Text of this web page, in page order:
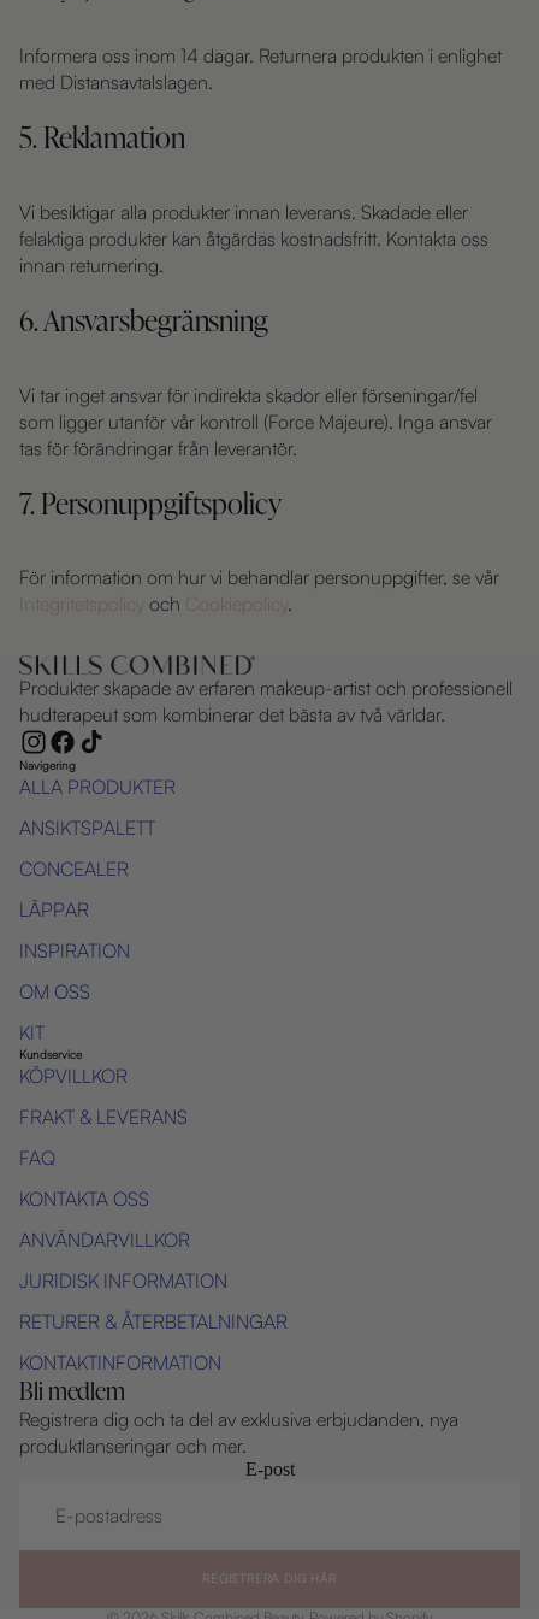
Informera oss inom 14 dagar. Returnera produkten i enlighet
med Distansavtalslagen.
5. Reklamation
Vi besiktigar alla produkter innan leverans. Skadade eller
felaktiga produkter kan åtgärdas kostnadsfritt. Kontakta oss
innan returnering.
6. Ansvarsbegränsning
Vi tar inget ansvar för indirekta skador eller förseningar/fel
som ligger utanför vår kontroll (Force Majeure). Inga ansvar
tas för förändringar från leverantör.
7. Personuppgiftspolicy
För information om hur vi behandlar personuppgifter, se vår
Integritetspolicy och Cookiepolicy.
Produkter skapade av erfaren makeup-artist och professionell
hudterapeut som kombinerar det bästa av två världar.
Navigering
ALLA PRODUKTER
ANSIKTSPALETT
CONCEALER
LÄPPAR
INSPIRATION
OM OSS
KIT
Kundservice
KÖPVILLKOR
FRAKT & LEVERANS
FAQ
KONTAKTA OSS
ANVÄNDARVILLKOR
JURIDISK INFORMATION
RETURER & ÅTERBETALNINGAR
KONTAKTINFORMATION
Bli medlem
Registrera dig och ta del av exklusiva erbjudanden, nya
produktlanseringar och mer.
E-post
REGISTRERA DIG HÄR